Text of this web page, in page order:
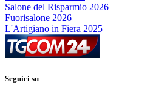
Salone del Risparmio 2026
Fuorisalone 2026
L'Artigiano in Fiera 2025
Seguici su